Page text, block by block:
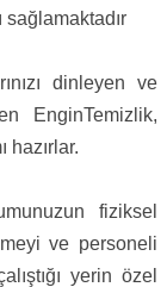
dinleyen ve
EnginTemizlik,
hazırlar.
fiziksel
ve personeli
yerin özel